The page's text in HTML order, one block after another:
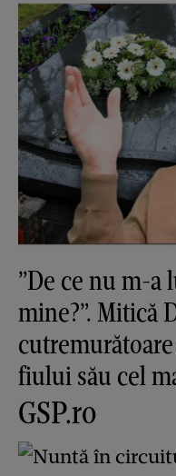
”De ce nu m-a
mine?”. Mitică
fiului său cel
GSP.ro